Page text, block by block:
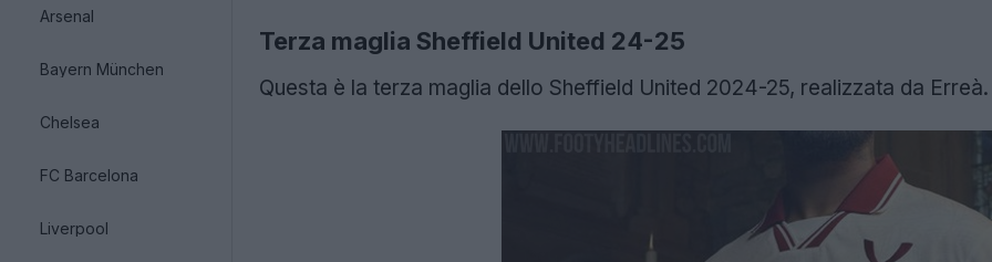
Arsenal
Bayern München
Chelsea
FC Barcelona
Liverpool
Terza maglia Sheffield United 24-25
Questa è la terza maglia dello Sheffield United 2024-25, realizzata da Erreà.